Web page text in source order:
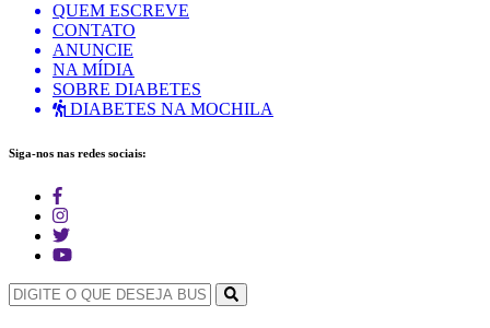
QUEM ESCREVE
CONTATO
ANUNCIE
NA MÍDIA
SOBRE DIABETES
DIABETES NA MOCHILA
Siga-nos nas redes sociais: